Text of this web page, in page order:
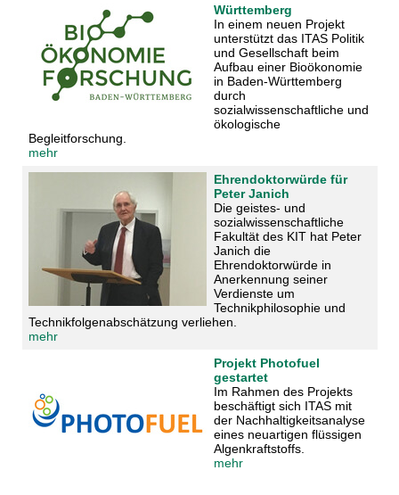
Württemberg
In einem neuen Projekt
unterstützt das ITAS Politik
und Gesellschaft beim
Aufbau einer Bioökonomie
in Baden-Württemberg
durch
sozialwissenschaftliche und
ökologische
Begleitforschung.
mehr
Ehrendoktorwürde für
Peter Janich
Die geistes- und
sozialwissenschaftliche
Fakultät des KIT hat Peter
Janich die
Ehrendoktorwürde in
Anerkennung seiner
Verdienste um
Technikphilosophie und
Technikfolgenabschätzung verliehen.
mehr
Projekt Photofuel
gestartet
Im Rahmen des Projekts
beschäftigt sich ITAS mit
der Nachhaltigkeitsanalyse
eines neuartigen flüssigen
Algenkraftstoffs.
mehr